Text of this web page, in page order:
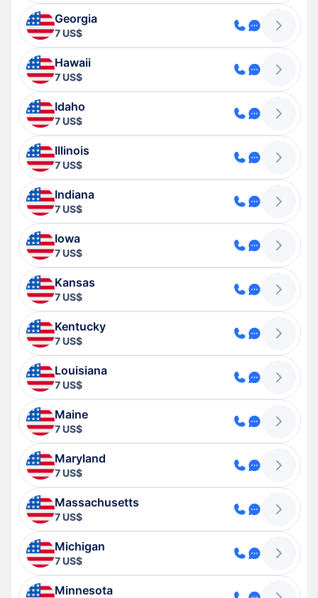
Georgia
7 US$
Hawaii
7 US$
Idaho
7 US$
Illinois
7 US$
Indiana
7 US$
Iowa
7 US$
Kansas
7 US$
Kentucky
7 US$
Louisiana
7 US$
Maine
7 US$
Maryland
7 US$
Massachusetts
7 US$
Michigan
7 US$
Minnesota